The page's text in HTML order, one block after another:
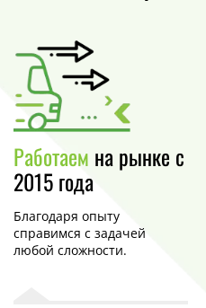
Работаем на рынке с
2015 года
Благодаря опыту
справимся с задачей
любой сложности.